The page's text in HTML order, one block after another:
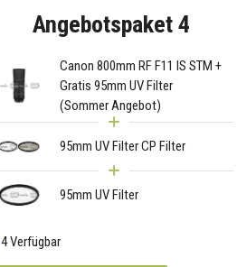
Angebotspaket 4
Canon 800mm RF F11 IS STM +
Gratis 95mm UV Filter
(Sommer Angebot)
95mm UV Filter CP Filter
95mm UV Filter
4 Verfügbar